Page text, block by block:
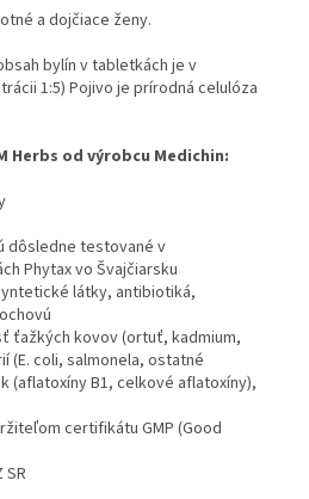
a dojčiace ženy.
bylín v tabletkách je v
1:5) Pojivo je prírodná celulóza
Herbs od výrobcu Medichin:
dôsledne testované v
Phytax vo Švajčiarsku
látky, antibiotiká,
ťažkých kovov (ortuť, kadmium,
(E. coli, salmonela, ostatné
(aflatoxíny B1, celkové aflatoxíny),
certifikátu GMP (Good